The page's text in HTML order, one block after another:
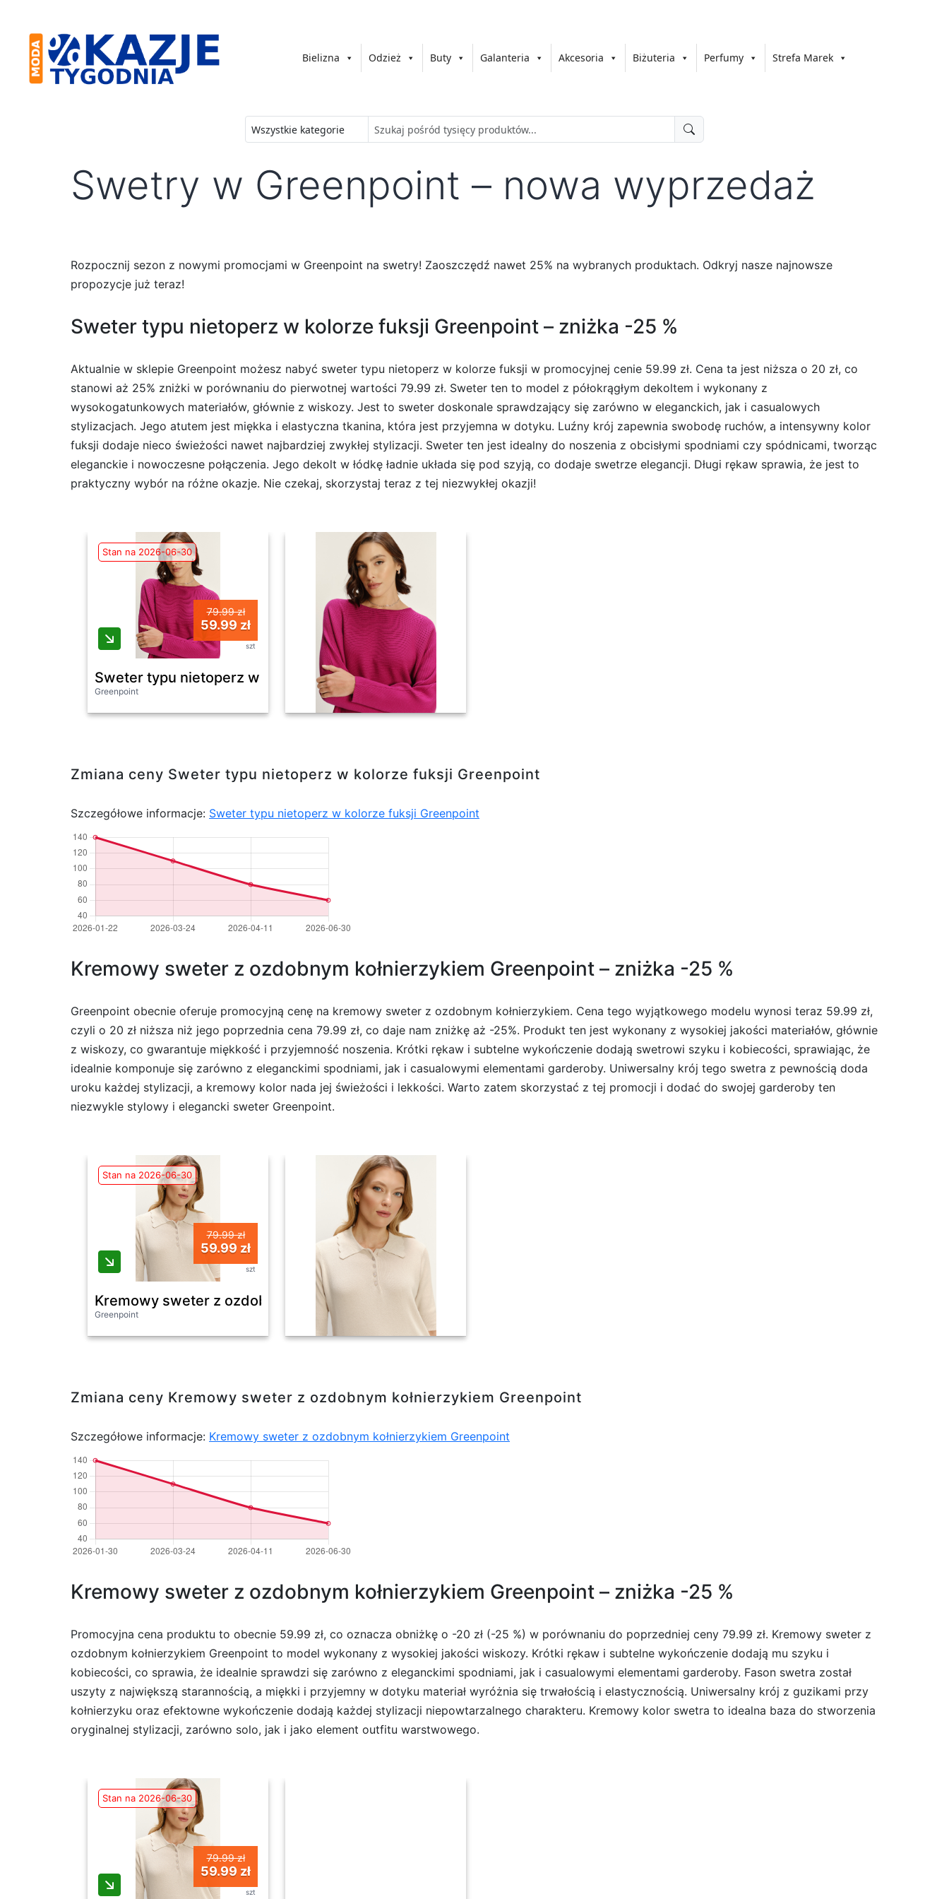
content
Bielizna Odzież Buty Galanteria Akcesoria Biżuteria Perfumy Strefa Marek
Swetry w Greenpoint – nowa wyprzedaż
Rozpocznij sezon z nowymi promocjami w Greenpoint na swetry! Zaoszczędź nawet 25% na wybranych produktach. Odkryj nasze najnowsze
propozycje już teraz!
Sweter typu nietoperz w kolorze fuksji Greenpoint – zniżka -25 %
Aktualnie w sklepie Greenpoint możesz nabyć sweter typu nietoperz w kolorze fuksji w promocyjnej cenie 59.99 zł. Cena ta jest niższa o 20 zł, co
stanowi aż 25% zniżki w porównaniu do pierwotnej wartości 79.99 zł. Sweter ten to model z półokrągłym dekoltem i wykonany z
wysokogatunkowych materiałów, głównie z wiskozy. Jest to sweter doskonale sprawdzający się zarówno w eleganckich, jak i casualowych
stylizacjach. Jego atutem jest miękka i elastyczna tkanina, która jest przyjemna w dotyku. Luźny krój zapewnia swobodę ruchów, a intensywny kolor
fuksji dodaje nieco świeżości nawet najbardziej zwykłej stylizacji. Sweter ten jest idealny do noszenia z obcisłymi spodniami czy spódnicami, tworząc
eleganckie i nowoczesne połączenia. Jego dekolt w łódkę ładnie układa się pod szyją, co dodaje swetrze elegancji. Długi rękaw sprawia, że jest to
praktyczny wybór na różne okazje. Nie czekaj, skorzystaj teraz z tej niezwykłej okazji!
Stan na 2026-06-30
79.99 zł
59.99 zł
szt
Sweter typu nietoperz w kolorze fuksji Greenpoint
Greenpoint
Zmiana ceny Sweter typu nietoperz w kolorze fuksji Greenpoint
Szczegółowe informacje: Sweter typu nietoperz w kolorze fuksji Greenpoint
Kremowy sweter z ozdobnym kołnierzykiem Greenpoint – zniżka -25 %
Greenpoint obecnie oferuje promocyjną cenę na kremowy sweter z ozdobnym kołnierzykiem. Cena tego wyjątkowego modelu wynosi teraz 59.99 zł,
czyli o 20 zł niższa niż jego poprzednia cena 79.99 zł, co daje nam zniżkę aż -25%. Produkt ten jest wykonany z wysokiej jakości materiałów, głównie
z wiskozy, co gwarantuje miękkość i przyjemność noszenia. Krótki rękaw i subtelne wykończenie dodają swetrowi szyku i kobiecości, sprawiając, że
idealnie komponuje się zarówno z eleganckimi spodniami, jak i casualowymi elementami garderoby. Uniwersalny krój tego swetra z pewnością doda
uroku każdej stylizacji, a kremowy kolor nada jej świeżości i lekkości. Warto zatem skorzystać z tej promocji i dodać do swojej garderoby ten
niezwykle stylowy i elegancki sweter Greenpoint.
Stan na 2026-06-30
79.99 zł
59.99 zł
szt
Kremowy sweter z ozdobnym kołnierzykiem Greenpoint
Greenpoint
Zmiana ceny Kremowy sweter z ozdobnym kołnierzykiem Greenpoint
Szczegółowe informacje: Kremowy sweter z ozdobnym kołnierzykiem Greenpoint
Kremowy sweter z ozdobnym kołnierzykiem Greenpoint – zniżka -25 %
Promocyjna cena produktu to obecnie 59.99 zł, co oznacza obniżkę o -20 zł (-25 %) w porównaniu do poprzedniej ceny 79.99 zł. Kremowy sweter z
ozdobnym kołnierzykiem Greenpoint to model wykonany z wysokiej jakości wiskozy. Krótki rękaw i subtelne wykończenie dodają mu szyku i
kobiecości, co sprawia, że idealnie sprawdzi się zarówno z eleganckimi spodniami, jak i casualowymi elementami garderoby. Fason swetra został
uszyty z największą starannością, a miękki i przyjemny w dotyku materiał wyróżnia się trwałością i elastycznością. Uniwersalny krój z guzikami przy
kołnierzyku oraz efektowne wykończenie dodają każdej stylizacji niepowtarzalnego charakteru. Kremowy kolor swetra to idealna baza do stworzenia
oryginalnej stylizacji, zarówno solo, jak i jako element outfitu warstwowego.
Stan na 2026-06-30
79.99 zł
59.99 zł
szt